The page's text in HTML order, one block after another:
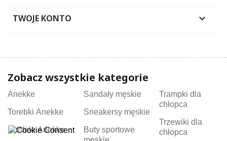
TWOJE KONTO 
Zobacz wszystkie kategorie
Anekke
Torebki Anekke
Portfele Anekke
Sandały męskie
Sneakersy męskie
Buty sportowe
Trampki dla
chłopca
Trzewiki dla
chłopca